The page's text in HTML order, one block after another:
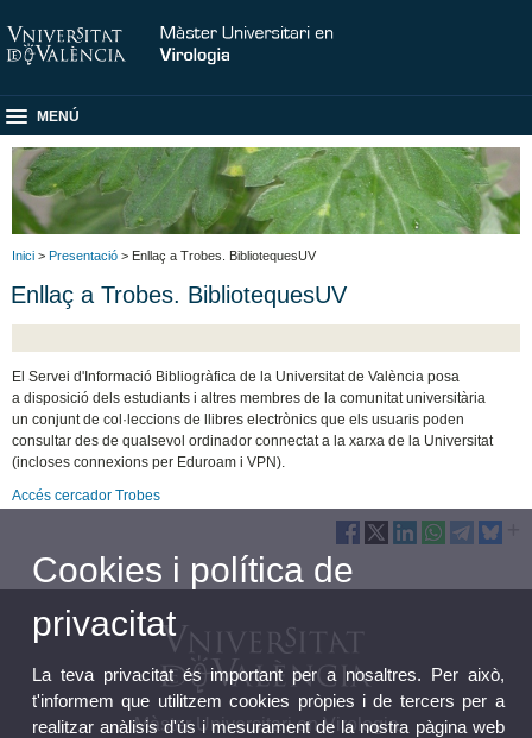
MENÚ
Inici > Presentació > Enllaç a Trobes. BibliotequesUV
Enllaç a Trobes. BibliotequesUV
El Servei d'Informació Bibliogràfica de la Universitat de València posa
a disposició dels estudiants i altres membres de la comunitat universitària
un conjunt de col·leccions de llibres electrònics que els usuaris poden
consultar des de qualsevol ordinador connectat a la xarxa de la Universitat
(incloses connexions per Eduroam i VPN).
Accés cercador Trobes
Màster Universitari en Virologia
Cookies i política de
privacitat
La teva privacitat és important per a nosaltres. Per això,
t'informem que utilitzem cookies pròpies i de tercers per a
realitzar anàlisis d'ús i mesurament de la nostra pàgina web